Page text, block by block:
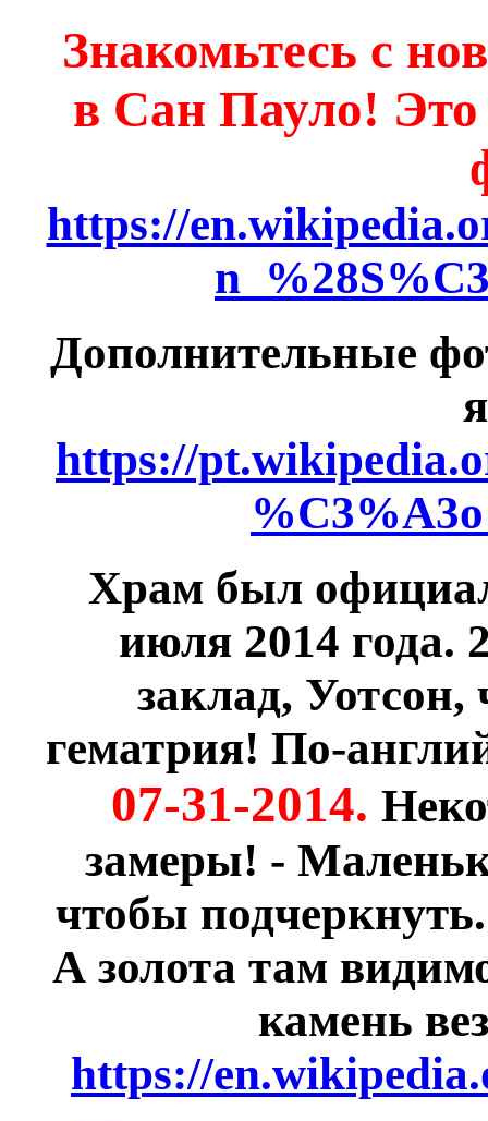
Знакомьтесь с
в Сан Пауло! Это
https://
Дополнительные
https://
Храм был
июля 2014 года.
заклад, Уотсон,
гематрия! По-
07-31-2014.
замеры! -
чтобы
А золота там
камень
https://